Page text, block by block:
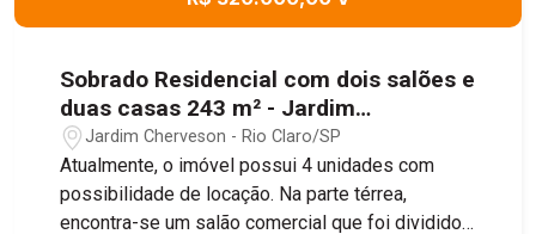
Sobrado Residencial com dois salões e
duas casas 243 m² - Jardim
Cherveson, Rio Claro/SP
Jardim Cherveson - Rio Claro/SP
Atualmente, o imóvel possui 4 unidades com
possibilidade de locação. Na parte térrea,
encontra-se um salão comercial que foi dividido